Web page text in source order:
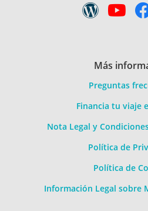
Más
Preguntas
Financia tu viaje
Nota Legal y
Política de
Política de
Información Legal sobre